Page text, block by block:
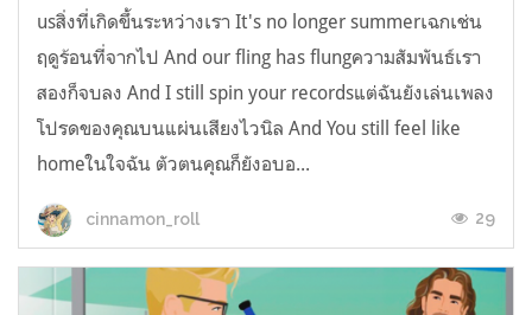
usสิ่งที่เกิดขึ้นระหว่างเรา It's no longer summerเฉกเช่น
ฤดูร้อนที่จากไป And our fling has flungความสัมพันธ์เรา
สองก็จบลง And I still spin your recordsแต่ฉันยังเล่นเพลง
โปรดของคุณบนแผ่นเสียงไวนิล And You still feel like
homeในใจฉัน ตัวตนคุณก็ยังอบอ...
cinnamon_roll 29